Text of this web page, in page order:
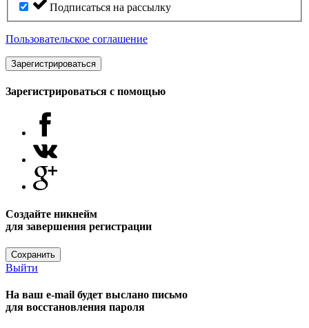
Подписаться на рассылку
Пользовательское соглашение
Зарегистрироваться
Зарегистрироваться с помощью
Создайте никнейм
для завершения регистрации
Сохранить
Выйти
На ваш e-mail будет выслано письмо
для восстановления пароля